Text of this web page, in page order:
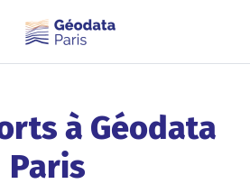
à Géodata
Paris